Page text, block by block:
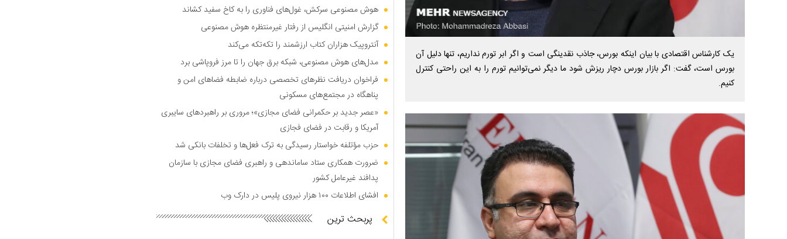
یک کارشناس اقتصادی با بیان اینکه بورس، جاذب نقدینگی است و اگر ابر تورم نداریم، تنها دلیل آن
بورس است، گفت: اگر بازار بورس دچار ریزش شود ما دیگر نمی‌توانیم تورم را به این راحتی کنترل
کنیم.
هوش مصنوعی سرکش، غول‌های فناوری را به کاخ سفید کشاند
گزارش امنیتی انگلیس از رفتار غیرمنتظره هوش مصنوعی
آنتروپیک هزاران کتاب ارزشمند را تکه‌تکه می‌کند
مدل‌های هوش مصنوعی، شبکه برق جهان را تا مرز فروپاشی برد
فراخوان دریافت نظر‌های تخصصی درباره ضابطه فضا‌های امن و
پناهگاه در مجتمع‌های مسکونی
«عصر جدید بر حکمرانی فضای مجازی»؛ مروری بر راهبرد‌های سایبری
آمریکا و رقابت در فضای فجازی
حزب مؤتلفه خواستار رسیدگی به ترک فعل‌ها و تخلفات بانکی شد
ضرورت همکاری ستاد ساماندهی و راهبری فضای مجازی با سازمان
پدافند غیرعامل کشور
افشای اطلاعات ۱۰۰ هزار نیروی پلیس در دارک وب
پربحث ترین